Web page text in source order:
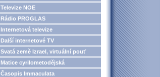
Televize NOE
Rádio PROGLAS
Internetová televize
Další internetové TV
Svatá země Izrael, virtuální pouť
Matice cyrilometodějská
Časopis Immaculata